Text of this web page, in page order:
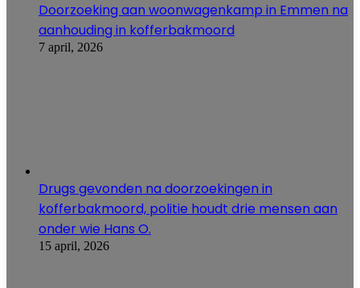
Doorzoeking aan woonwagenkamp in Emmen na
aanhouding in kofferbakmoord
7 april, 2026
Drugs gevonden na doorzoekingen in
kofferbakmoord, politie houdt drie mensen aan
onder wie Hans O.
15 april, 2026